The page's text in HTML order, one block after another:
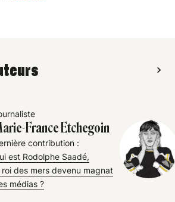
France Etchegoin
contribution :
est Rodolphe Saadé,
roi des mers devenu magnat
médias ?